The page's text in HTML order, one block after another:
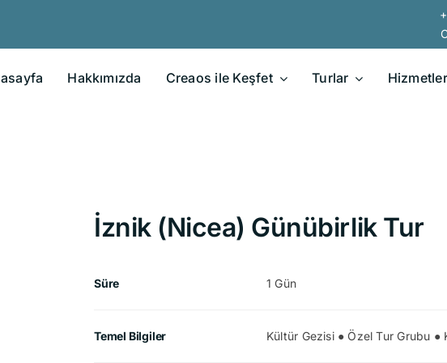
Hakkımızda Creaos ile Keşfet Turlar
İznik (Nicea) Günübirlik Tur
Süre 1 Gün
Temel Bilgiler Kültür Gezisi ● Özel Tur Grubu ●